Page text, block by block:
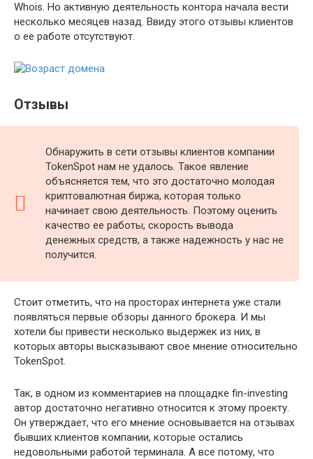
Whois. Но активную деятельность контора начала вести
несколько месяцев назад. Ввиду этого отзывы клиентов
о ее работе отсутствуют.
Отзывы
Обнаружить в сети отзывы клиентов компании
TokenSpot нам не удалось. Такое явление
объясняется тем, что это достаточно молодая
криптовалютная биржа, которая только
начинает свою деятельность. Поэтому оценить
качество ее работы, скорость вывода
денежных средств, а также надежность у нас не
получится.
Стоит отметить, что на просторах интернета уже стали
появляться первые обзоры данного брокера. И мы
хотели бы привести несколько выдержек из них, в
которых авторы высказывают свое мнение относительно
TokenSpot.
Так, в одном из комментариев на площадке fin-investing
автор достаточно негативно относится к этому проекту.
Он утверждает, что его мнение основывается на отзывах
бывших клиентов компании, которые остались
недовольными работой терминала. А все потому, что